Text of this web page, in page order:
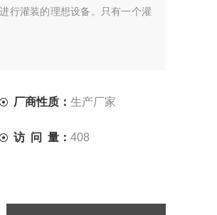
行灌装的理想设备。只有一个灌
厂商性质：生产厂家
访 问 量：408